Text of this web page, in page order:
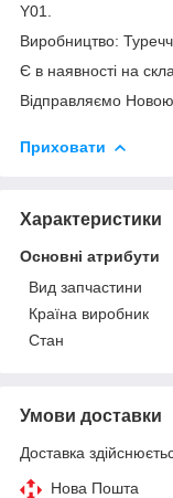
Y01.
Виробництво:
Є в наявності на
Відправляємо
Приховати
Характеристики
Основні атрибути
Вид запчастини
Країна виробник
Стан
Умови доставки
Доставка
Нова Пошта